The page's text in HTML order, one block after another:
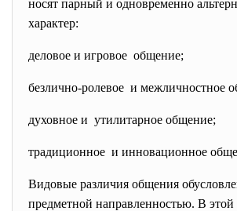
носят парный и одновременно
характер:
деловое и игровое общение;
безлично-ролевое и межличностное
духовное и утилитарное общение;
традиционное и инновационное
Видовые различия общения
предметной направленностью. В этой